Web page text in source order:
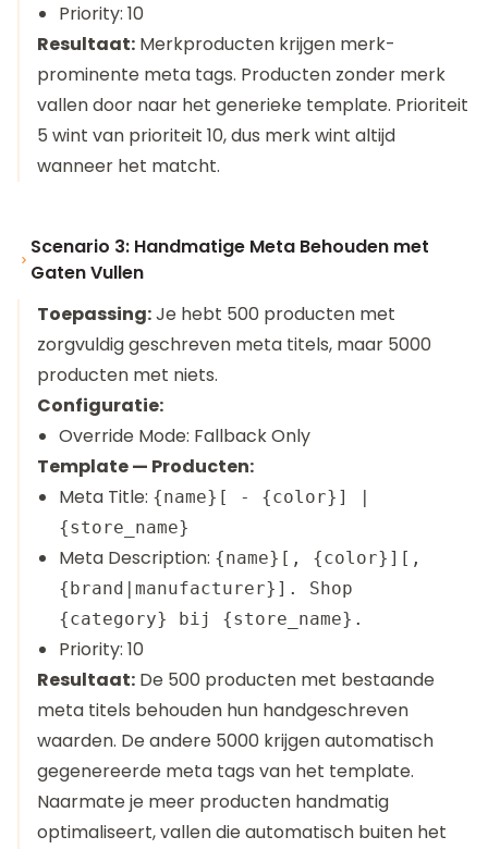
Priority: 10
Resultaat: Merkproducten krijgen merk-
prominente meta tags. Producten zonder merk
vallen door naar het generieke template. Prioriteit
5 wint van prioriteit 10, dus merk wint altijd
wanneer het matcht.
Scenario 3: Handmatige Meta Behouden met
Gaten Vullen
Toepassing:Je hebt 500 producten met
zorgvuldig geschreven meta titels, maar 5000
producten met niets.
Configuratie:
Override Mode: Fallback Only
Template — Producten:
Meta Title: {name}[ - {color}] |
{store_name}
Meta Description: {name}[, {color}][,
{brand|manufacturer}]. Shop
{category} bij {store_name}.
Priority: 10
Resultaat: De 500 producten met bestaande
meta titels behouden hun handgeschreven
waarden. De andere 5000 krijgen automatisch
gegenereerde meta tags van het template.
Naarmate je meer producten handmatig
optimaliseert, vallen die automatisch buiten het